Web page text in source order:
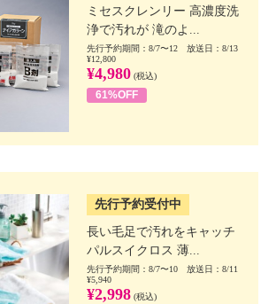
ミセスクレンリー 高濃度洗
浄で汚れが 滝のよ...
先行予約期間：8/7〜12 放送日：8/13
¥12,800
¥4,980 (税込)
61%OFF
先行予約受付中
長い毛足で汚れをキャッチ
パルスイクロス 薄...
先行予約期間：8/7〜10 放送日：8/11
¥5,940
¥2,998 (税込)